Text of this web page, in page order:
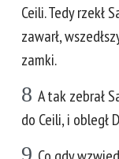
Ceili. Tedy rzekł
zawarł,
zamki.
8 A tak zebrał
do Ceili, i obległ
9